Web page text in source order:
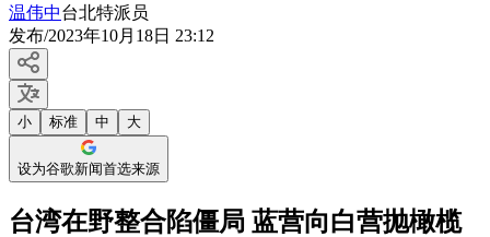
温伟中台北特派员
发布/2023年10月18日 23:12
小 标准 中 大
设为谷歌新闻首选来源
台湾在野整合陷僵局 蓝营向白营抛橄榄